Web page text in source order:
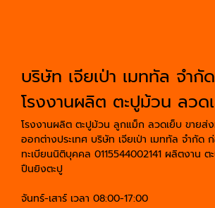
บริษัท เจียเป่า เมททัล จำกัด
โรงงานผลิต ตะปูม้วน ลว
โรงงานผลิต ตะปูม้วน ลูกแม็ก ลวดเย็บ ขายส่ง
ออกต่างประเทศ บริษัท เจียเป่า เมททัล จำกัด
ทะเบียนนิติบุคคล 0115544002141 ผลิตงาน
ปืนยิงตะปู
จันทร์-เสาร์ เวลา 08:00-17:00